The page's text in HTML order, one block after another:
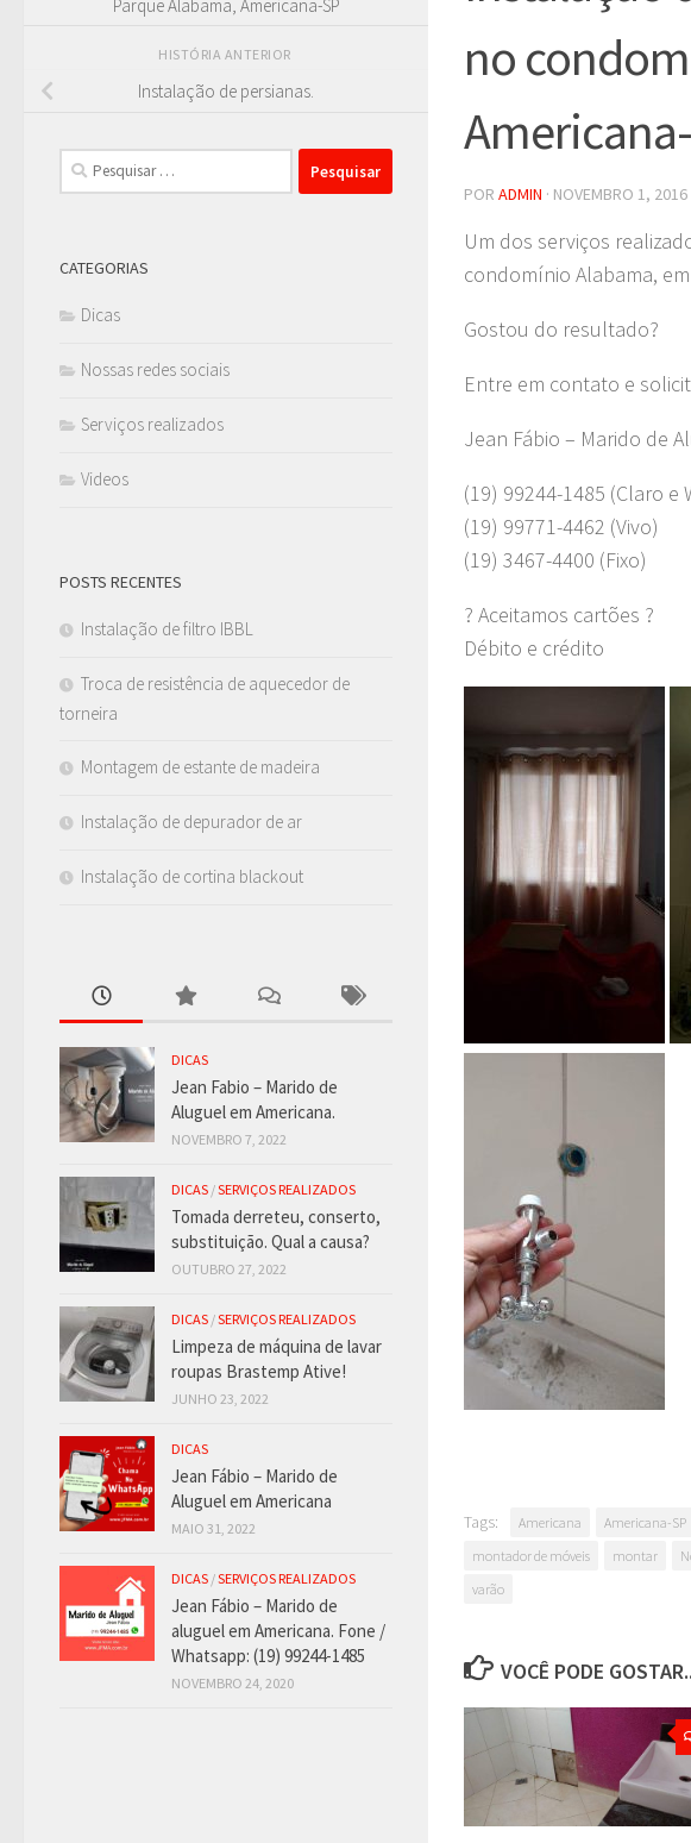
no
POR ADMIN · NOVEMBRO 1, 2016
Um dos serviços
condomínio Alabama, em
Gostou do resultado?
Entre em contato e
Jean Fábio – Marido de
(19) 99244-1485 (Claro e
(19) 99771-4462 (Vivo)
(19) 3467-4400 (Fixo)
? Aceitamos cartões ?
Débito e crédito
Tags: Americana Americana-SP
montador de móveis
montar
varão
VOCÊ PODE
Parque Alabama, Americana-SP
HISTÓRIA ANTERIOR
Instalação de persianas.
Pesquisar
por:
CATEGORIAS
Dicas
Nossas redes sociais
Serviços realizados
Videos
POSTS RECENTES
Instalação de filtro IBBL
Troca de resistência de aquecedor de
torneira
Montagem de estante de madeira
Instalação de depurador de ar
Instalação de cortina blackout
DICAS
Jean Fabio – Marido de
Aluguel em Americana.
NOVEMBRO 7, 2022
DICAS /SERVIÇOS REALIZADOS
Tomada derreteu, conserto,
substituição. Qual a causa?
OUTUBRO 27, 2022
DICAS /SERVIÇOS REALIZADOS
Limpeza de máquina de lavar
roupas Brastemp Ative!
JUNHO 23, 2022
DICAS
Jean Fábio – Marido de
Aluguel em Americana
MAIO 31, 2022
DICAS /SERVIÇOS REALIZADOS
Jean Fábio – Marido de
aluguel em Americana. Fone /
Whatsapp: (19) 99244-1485
NOVEMBRO 24, 2020